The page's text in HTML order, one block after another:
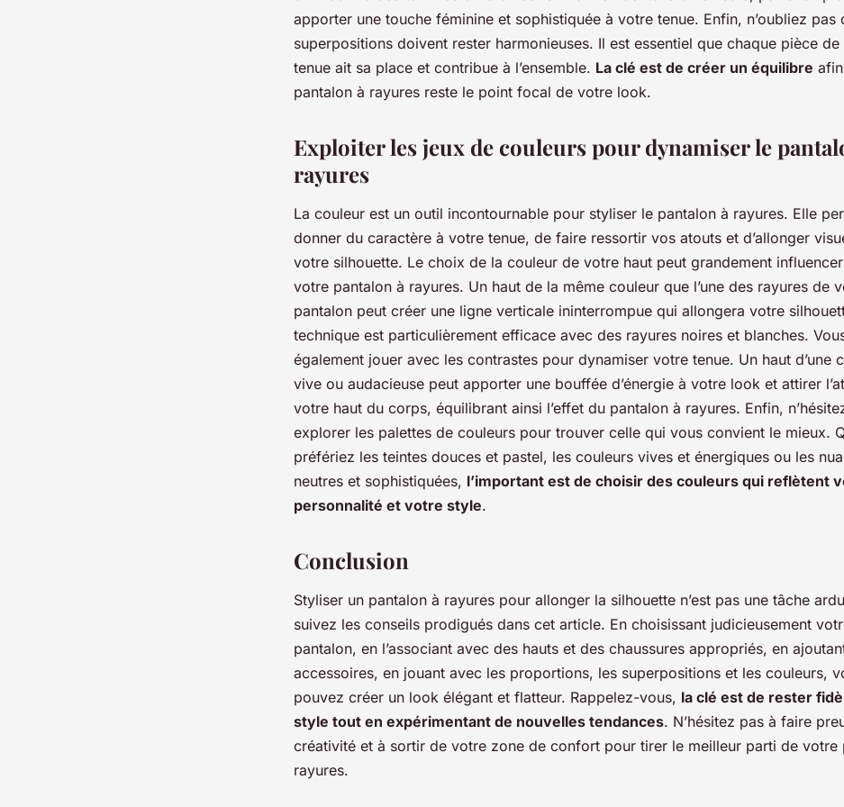
apporter une touche féminine et sophistiquée à votre tenue. Enfin, n’oubliez pas
superpositions doivent rester harmonieuses. Il est essentiel que chaque pièce
tenue ait sa place et contribue à l’ensemble. La clé est de créer un équilibre
pantalon à rayures reste le point focal de votre look.
Exploiter les jeux de couleurs pour dynamiser le
rayures
La couleur est un outil incontournable pour styliser le pantalon à rayures. Elle
donner du caractère à votre tenue, de faire ressortir vos atouts et d’allonger
votre silhouette. Le choix de la couleur de votre haut peut grandement influencer
votre pantalon à rayures. Un haut de la même couleur que l’une des rayures de
pantalon peut créer une ligne verticale ininterrompue qui allongera votre
technique est particulièrement efficace avec des rayures noires et blanches.
également jouer avec les contrastes pour dynamiser votre tenue. Un haut d’une
vive ou audacieuse peut apporter une bouffée d’énergie à votre look et attirer
votre haut du corps, équilibrant ainsi l’effet du pantalon à rayures. Enfin,
explorer les palettes de couleurs pour trouver celle qui vous convient le mieux.
préfériez les teintes douces et pastel, les couleurs vives et énergiques ou les
neutres et sophistiquées, l’important est de choisir des couleurs qui reflètent
personnalité et votre style.
Conclusion
Styliser un pantalon à rayures pour allonger la silhouette n’est pas une tâche
suivez les conseils prodigués dans cet article. En choisissant judicieusement
pantalon, en l’associant avec des hauts et des chaussures appropriés, en
accessoires, en jouant avec les proportions, les superpositions et les couleurs,
pouvez créer un look élégant et flatteur. Rappelez-vous, la clé est de rester
style tout en expérimentant de nouvelles tendances. N’hésitez pas à faire
créativité et à sortir de votre zone de confort pour tirer le meilleur parti de votre
rayures.